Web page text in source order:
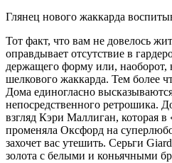
Глянец нового жаккарда
Тот факт, что вам не довелось
оправдывает отсутствие в
держащего форму или, наоборот,
шелкового жаккарда. Тем более
Дома единогласно
непосредственного ретрошика.
взгляд Кэри Маллиган, которая
променяла Оксфорд на
захочет вас утешить. Серьги
золота с белы­ми и коньячными